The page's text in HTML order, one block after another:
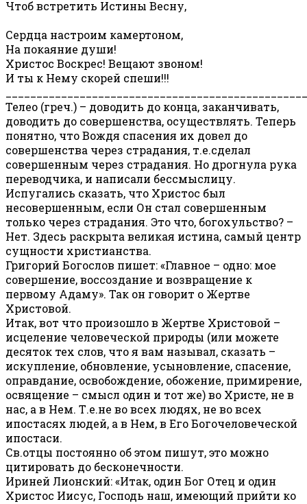
Чтоб встретить Истины Весну,
Сердца настроим камертоном,
На покаяние души!
Христос Воскрес! Вещают звоном!
И ты к Нему скорей спеши!!!
Телео (греч.) – доводить до конца, заканчивать,
доводить до совершенства, осуществлять. Теперь
понятно, что Вождя спасения их довел до
совершенства через страдания, т.е.сделал
совершенным через страдания. Но дрогнула рука
переводчика, и написали бессмыслицу.
Испугались сказать, что Христос был
несовершенным, если Он стал совершенным
только через страдания. Это что, богохульство? –
Нет. Здесь раскрыта великая истина, самый центр
сущности христианства.
Григорий Богослов пишет: «Главное – одно: мое
совершение, воссоздание и возвращение к
первому Адаму». Так он говорит о Жертве
Христовой.
Итак, вот что произошло в Жертве Христовой –
исцеление человеческой природы (или можете
десяток тех слов, что я вам называл, сказать –
искупление, обновление, усыновление, спасение,
оправдание, освобождение, обожение, примирение,
освящение – смысл один и тот же) во Христе, не в
нас, а в Нем. Т.е.не во всех людях, не во всех
ипостасях людей, а в Нем, в Его Богочеловеческой
ипостаси.
Св.отцы постоянно об этом пишут, это можно
цитировать до бесконечности.
Ириней Лионский: «Итак, один Бог Отец и один
Христос Иисус, Господь наш, имеющий прийти ко